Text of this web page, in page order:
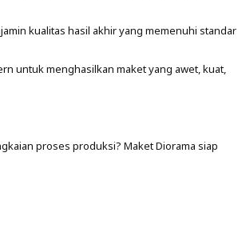
kualitas hasil akhir yang memenuhi standar
untuk menghasilkan maket yang awet, kuat,
proses produksi? Maket Diorama siap